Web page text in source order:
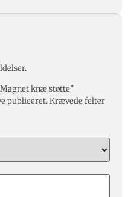
knæ støtte”
publiceret.Krævede felter